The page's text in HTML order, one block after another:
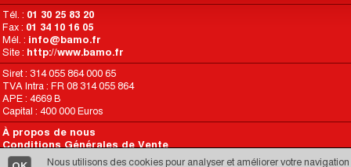
Nous utilisons des cookies pour analyser et améliorer votre navigation
Tél. : 01 30 25 83 20
Fax : 01 34 10 16 05
Mél. : info@bamo.fr
Site : http://www.bamo.fr
Siret : 314 055 864 000 65
TVA Intra : FR 08 314 055 864
APE : 4669 B
Capital : 400 000 Euros
À propos de nous
Conditions Générales de Vente
Conditions d’Utilisation du Site